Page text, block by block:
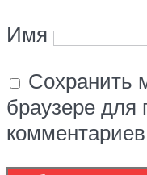
Имя
Сохранить
браузере